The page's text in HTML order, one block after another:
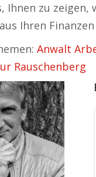
Ihnen zu zeigen,
Ihren
Anwalt
Rauschenberg